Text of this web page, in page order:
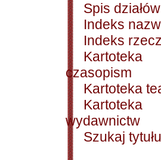
Spis działów
Indeks
Indeks
Kartoteka
czasopism
Kartoteka
Kartoteka
wydawnictw
Szukaj